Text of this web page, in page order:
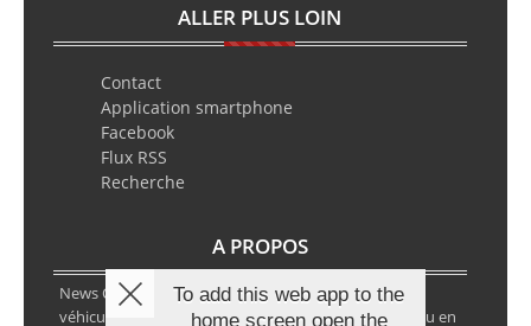
ALLER PLUS LOIN
Contact
Application smartphone
Facebook
Flux RSS
Recherche
A PROPOS
News Classic Racing est le portail de l’actualité du
véhicule historique. Que ce soit en circuit, en rallye ou en
To add this web app to the
home screen open the